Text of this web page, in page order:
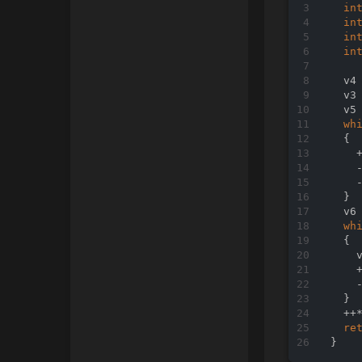
int
int
int
int
for
v3
v4
v5
v6
v7
v8
v9
int
int
int
int
v4
v3
v5
  {
  }
v6
  {